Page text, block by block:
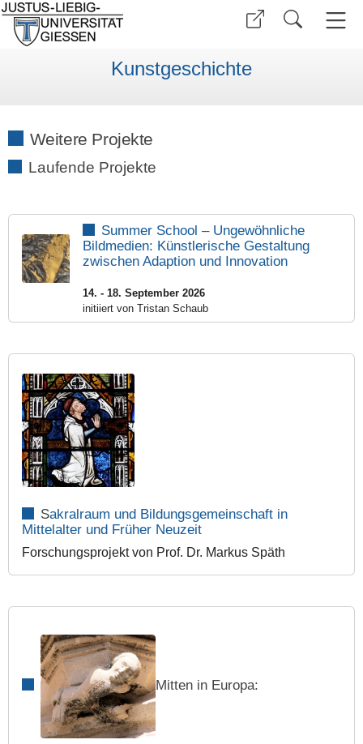
Kunstgeschichte
Weitere Projekte
Laufende Projekte
Summer School – Ungewöhnliche
Bildmedien: Künstlerische Gestaltung
zwischen Adaption und Innovation
14. - 18. September 2026
initiiert von Tristan Schaub
Sakralraum und Bildungsgemeinschaft in
Mittelalter und Früher Neuzeit
Forschungsprojekt von Prof. Dr. Markus Späth
Mitten in Europa: